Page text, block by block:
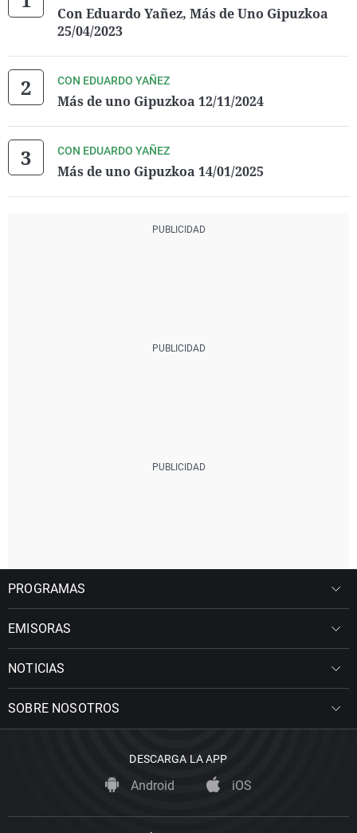
Con Eduardo Yañez, Más de Uno Gipuzkoa
25/04/2023
CON EDUARDO YAÑEZ
Más de uno Gipuzkoa 12/11/2024
CON EDUARDO YAÑEZ
Más de uno Gipuzkoa 14/01/2025
PROGRAMAS
EMISORAS
NOTICIAS
SOBRE NOSOTROS
DESCARGA LA APP
Android iOS